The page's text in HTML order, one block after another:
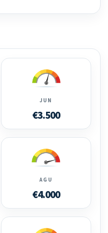
JUN
€3.500
AGU
€4.000